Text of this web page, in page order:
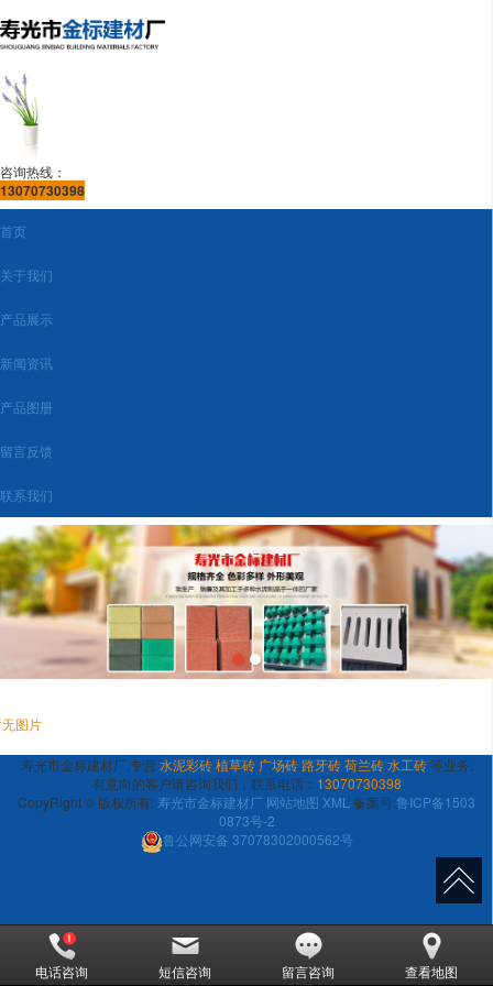
咨询热线：
13070730398
首页
关于我们
产品展示
新闻资讯
产品图册
留言反馈
联系我们
图片
寿光市金标建材厂,专营水泥彩砖 植草砖 广场砖 路牙砖 荷兰砖 水工砖等业务,
有意向的客户请咨询我们，联系电话： 13070730398
CopyRight © 版权所有: 寿光市金标建材厂 网站地图 XML 备案号:鲁ICP备1503
0873号-2
鲁公网安备 37078302000562号
电话咨询 短信咨询 留言咨询 查看地图